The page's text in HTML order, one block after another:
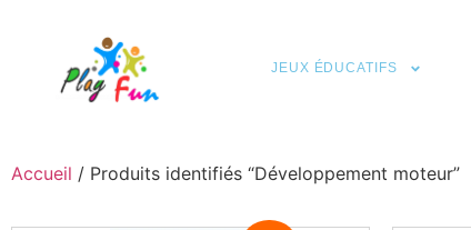
JEUX ÉDUCATIFS
Accueil / Produits identifiés “Développement moteur”